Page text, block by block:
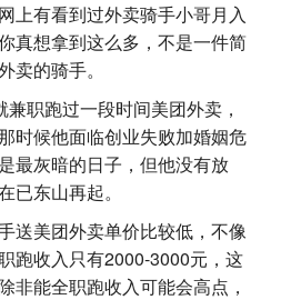
上有看到过外卖骑手小哥月入
真想拿到这么多，不是一件简
卖的骑手。
兼职跑过一段时间美团外卖，
时候他面临创业失败加婚姻危
最灰暗的日子，但他没有放
已东山再起。
送美团外卖单价比较低，不像
跑收入只有2000-3000元，这
非能全职跑收入可能会高点，